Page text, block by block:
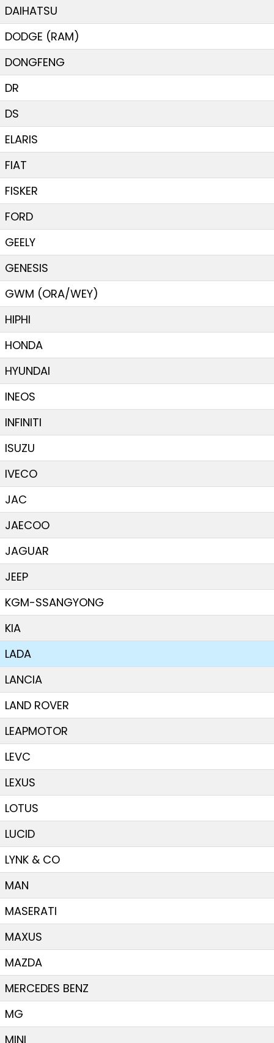
DAIHATSU
DODGE (RAM)
DONGFENG
DR
DS
ELARIS
FIAT
FISKER
FORD
GEELY
GENESIS
GWM (ORA/WEY)
HIPHI
HONDA
HYUNDAI
INEOS
INFINITI
ISUZU
IVECO
JAC
JAECOO
JAGUAR
JEEP
KGM-SSANGYONG
KIA
LADA
LANCIA
LAND ROVER
LEAPMOTOR
LEVC
LEXUS
LOTUS
LUCID
LYNK & CO
MAN
MASERATI
MAXUS
MAZDA
MERCEDES BENZ
MG
MINI